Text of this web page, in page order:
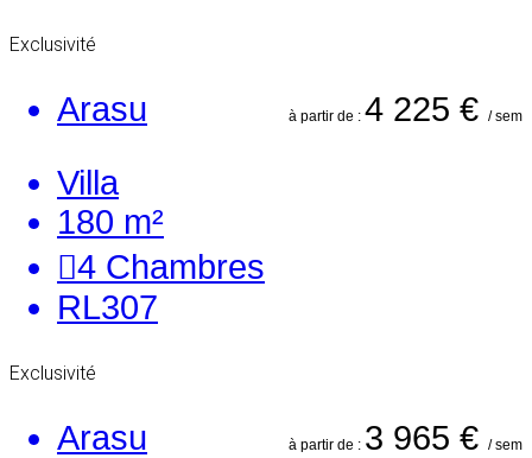
Exclusivité
à partir de : 4 225 € / sem
Arasu
Villa
180 m²
4 Chambres
RL307
Exclusivité
à partir de : 3 965 € / sem
Arasu